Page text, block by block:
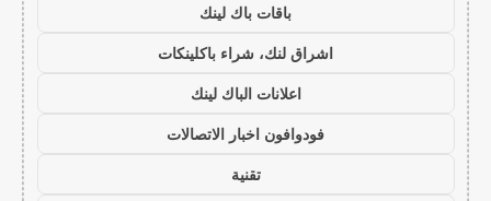
باقات باك لينك
اشراق لنك، شراء باكلينكات
اعلانات الباك لينك
فودوافون اخبار الاتصالات
تقنية